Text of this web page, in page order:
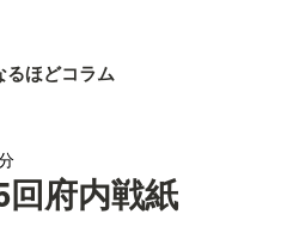
るほどコラム
回府内戦紙